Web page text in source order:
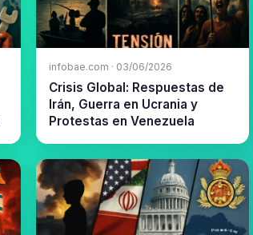
infobae.com · 03/06/2026
Crisis Global: Respuestas de
Irán, Guerra en Ucrania y
Protestas en Venezuela